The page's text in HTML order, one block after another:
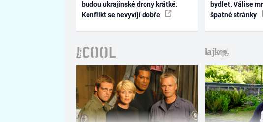
budou ukrajinské drony krátké.
Konflikt se nevyvíjí dobře
bydlet. Válise
špatné stránky